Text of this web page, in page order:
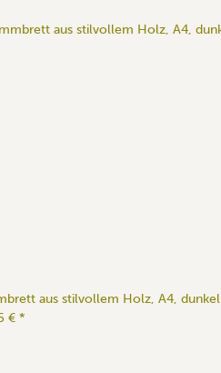
aus stilvollem Holz, A4, dunkel
€ *